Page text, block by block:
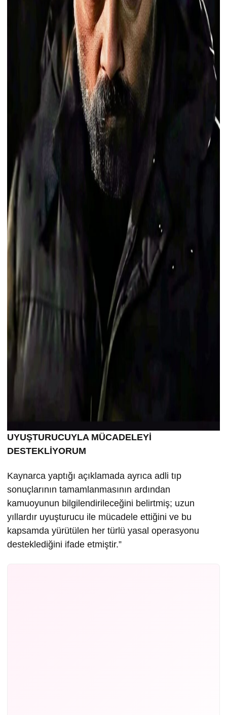
UYUŞTURUCUYLA MÜCADELEYİ
DESTEKLİYORUM
Kaynarca yaptığı açıklamada ayrıca adli tıp
sonuçlarının tamamlanmasının ardından
kamuoyunun bilgilendirileceğini belirtmiş; uzun
yıllardır uyuşturucu ile mücadele ettiğini ve bu
kapsamda yürütülen her türlü yasal operasyonu
desteklediğini ifade etmiştir.”